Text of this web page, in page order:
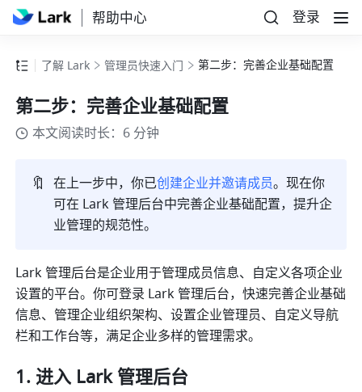
帮助中心 登录
了解 Lark 管理员快速入门 第二步：完善企业基础配置
第二步：完善企业基础配置
本文阅读时长：6 分钟
🔖 在上一步中，你已创建企业并邀请成员。现在你
可在 Lark 管理后台中完善企业基础配置，提升企
业管理的规范性。
Lark 管理后台是企业用于管理成员信息、自定义各项企业
设置的平台。你可登录 Lark 管理后台，快速完善企业基础
信息、管理企业组织架构、设置企业管理员、自定义导航
栏和工作台等，满足企业多样的管理需求。
进入 Lark 管理后台